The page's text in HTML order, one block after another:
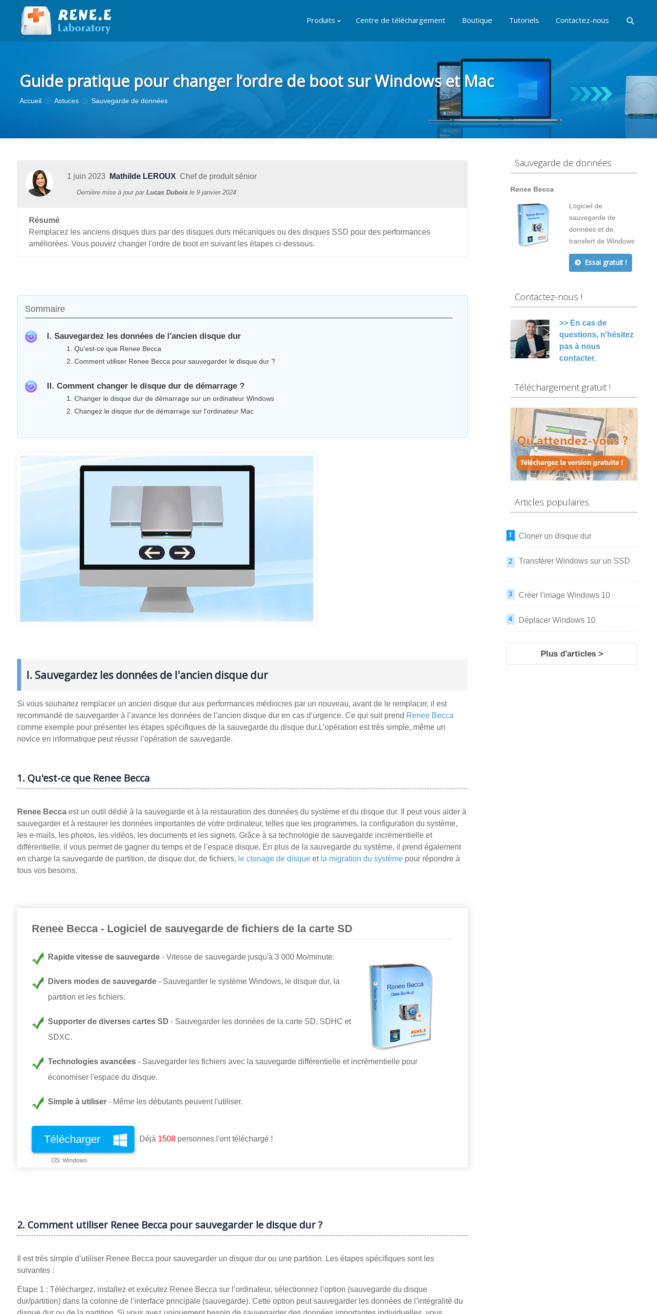
Produits Centre de téléchargement Boutique Tutoriels Contactez-nous
Guide pratique pour changer l’ordre de boot sur Windows et Mac
Vous êtes ici :
Accueil Astuces Sauvegarde de données
1 juin 2023 Mathilde LEROUX Chef de produit sénior
Dernière mise à jour par Lucas Dubois le 9 janvier 2024
Résumé
Remplacez les anciens disques durs par des disques durs mécaniques ou des disques SSD pour des performances
améliorées. Vous pouvez changer l'ordre de boot en suivant les étapes ci-dessous.
Sommaire
I. Sauvegardez les données de l'ancien disque dur
1. Qu'est-ce que Renee Becca
2. Comment utiliser Renee Becca pour sauvegarder le disque dur ?
II. Comment changer le disque dur de démarrage ?
1. Changer le disque dur de démarrage sur un ordinateur Windows
2. Changez le disque dur de démarrage sur l'ordinateur Mac
I. Sauvegardez les données de l'ancien disque dur
Si vous souhaitez remplacer un ancien disque dur aux performances médiocres par un nouveau, avant de le remplacer, il est
recommandé de sauvegarder à l’avance les données de l’ancien disque dur en cas d’urgence. Ce qui suit prend Renee Becca
comme exemple pour présenter les étapes spécifiques de la sauvegarde du disque dur.L’opération est très simple, même un
novice en informatique peut réussir l’opération de sauvegarde.
1. Qu'est-ce que Renee Becca
Renee Becca est un outil dédié à la sauvegarde et à la restauration des données du système et du disque dur. Il peut vous aider à
sauvegarder et à restaurer les données importantes de votre ordinateur, telles que les programmes, la configuration du système,
les e-mails, les photos, les vidéos, les documents et les signets. Grâce à sa technologie de sauvegarde incrémentielle et
différentielle, il vous permet de gagner du temps et de l’espace disque. En plus de la sauvegarde du système, il prend également
en charge la sauvegarde de partition, de disque dur, de fichiers, le clonage de disque et la migration du système pour répondre à
tous vos besoins.
Renee Becca - Logiciel de sauvegarde de fichiers de la carte SD
Rapide vitesse de sauvegarde Vitesse de sauvegarde jusqu'à 3 000 Mo/minute.
Divers modes de sauvegarde
Sauvegarder le système Windows, le disque dur, la
partition et les fichiers.
Supporter de diverses cartes SD
Sauvegarder les données de la carte SD, SDHC et
SDXC.
Technologies avancées
Sauvegarder les fichiers avec la sauvegarde différentielle et incrémentielle pour
économiser l'espace du disque.
Simple à utiliser Même les débutants peuvent l'utiliser.
Télécharger Déjà 1511personnes l'ont téléchargé !
2. Comment utiliser Renee Becca pour sauvegarder le disque dur ?
Il est très simple d’utiliser Renee Becca pour sauvegarder un disque dur ou une partition. Les étapes spécifiques sont les
suivantes :
Étape 1 : Téléchargez, installez et exécutez Renee Becca sur l’ordinateur, sélectionnez l’option (sauvegarde du disque
dur/partition) dans la colonne de l’interface principale (sauvegarde). Cette option peut sauvegarder les données de l’intégralité du
Sauvegarde de données
Renee Becca
Logiciel de
sauvegarde de
données et de
transfert de Windows
Essai gratuit !
Contactez-nous !
>> En cas de
questions, n'hésitez
pas à nous
contacter.
Téléchargement gratuit !
Articles populaires
Cloner un disque dur
Transférer Windows sur un SSD
Créer l'image Windows 10
Déplacer Windows 10
Plus d'articles >